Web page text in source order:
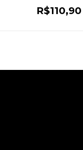
R$110,90